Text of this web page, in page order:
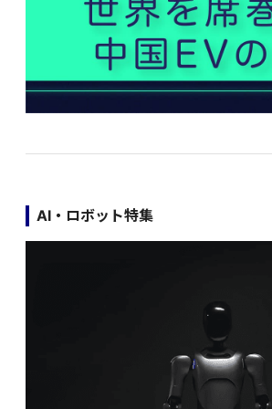
AI・ロボット特集